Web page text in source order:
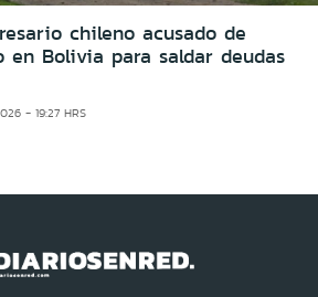
chileno acusado de
en Bolivia para saldar deudas
- 19:27 HRS